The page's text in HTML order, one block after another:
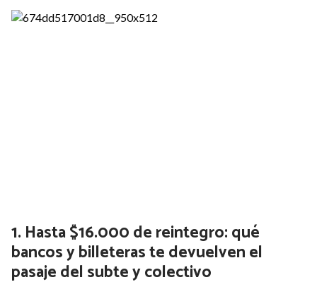
Hasta $16.000 de reintegro: qué
bancos y billeteras te devuelven el
pasaje del subte y colectivo